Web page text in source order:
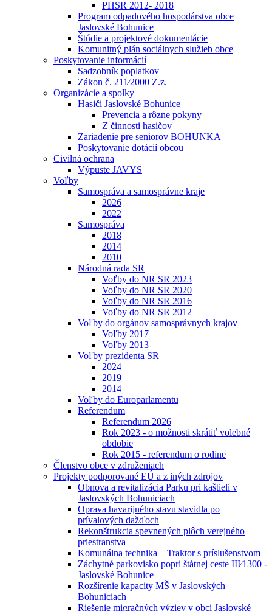
PHSR 2012- 2018
Program odpadového hospodárstva obce
Jaslovské Bohunice
Štúdie a projektové dokumentácie
Komunitný plán sociálnych služieb obce
Poskytovanie informácií
Sadzobník poplatkov
Zákon č. 211⁄2000 Z.z.
Organizácie a spolky
Hasiči Jaslovské Bohunice
Prevencia a rôzne pokyny
Z činnosti hasičov
Zariadenie pre seniorov BOHUNKA
Poskytovanie dotácií obcou
Civilná ochrana
Výpuste JAVYS
Voľby
Samospráva a samosprávne kraje
2026
2022
Samospráva
2018
2014
2010
Národná rada SR
Voľby do NR SR 2023
Voľby do NR SR 2020
Voľby do NR SR 2016
Voľby do NR SR 2012
Voľby do orgánov samosprávnych krajov
Voľby 2017
Voľby 2013
Voľby prezidenta SR
2024
2019
2014
Voľby do Europarlamentu
Referendum
Referendum 2026
Rok 2023 - o možnosti skrátiť volebné
obdobie
Rok 2015 - referendum o rodine
Členstvo obce v združeniach
Projekty podporované EÚ a z iných zdrojov
Obnova a revitalizácia Parku pri kaštieli v
Jaslovských Bohuniciach
Oprava havarijného stavu stavidla po
prívalových dažďoch
Rekonštrukcia spevnených plôch verejného
priestranstva
Komunálna technika – Traktor s príslušenstvom
Záchytné parkovisko popri štátnej ceste III⁄1300 -
Jaslovské Bohunice
Rozšírenie kapacity MŠ v Jaslovských
Bohuniciach
Riešenie migračných výziev v obci Jaslovské